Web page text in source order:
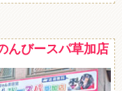
んびースパ草加店